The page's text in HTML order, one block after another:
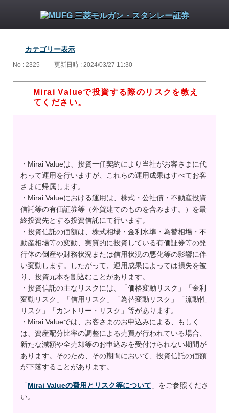
カテゴリー表示
No : 2325 更新日時 : 2024/03/27 11:30
Mirai Valueで投資する際のリスクを教え
てください。
・Mirai Valueは、投資一任契約により当社がお客さまに代
わって運用を行いますが、これらの運用成果はすべてお客
さまに帰属します。
・Mirai Valueにおける運用は、株式・公社債・不動産投資
信託等の有価証券等（外貨建てのものを含みます。）を最
終投資先とする投資信託にて行います。
・投資信託の価額は、株式相場・金利水準・為替相場・不
動産相場等の変動、実質的に投資している有価証券等の発
行体の倒産や財務状況または信用状況の悪化等の影響に伴
い変動します。したがって、運用成果によっては損失を被
り、投資元本を割込むことがあります。
・投資信託の主なリスクには、「価格変動リスク」「金利
変動リスク」「信用リスク」「為替変動リスク」「流動性
リスク」「カントリー・リスク」等があります。
・Mirai Valueでは、お客さまのお申込みによる、もしく
は、資産配分比率の調整による売買が行われている場合、
新たな減額や全売却等のお申込みを受付けられない期間が
あります。そのため、その期間において、投資信託の価額
が下落することがあります。
「Mirai Valueの費用とリスク等について 」をご参照くださ
い。